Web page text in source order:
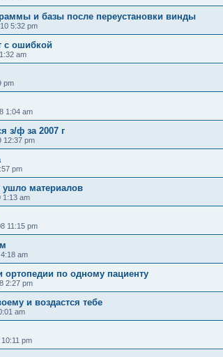
и базы после переустановки винды
5:32 pm
с ошибкой
am
pm
1:04 am
з/ф за 2007 г
12:37 pm
pm
ушло материалов
1:13 am
11:15 pm
am
ортопедии по одному пациенту
2:27 pm
и воздастся тебе
am
pm